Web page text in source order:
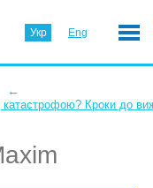
Укр Eng
←
Кроки до